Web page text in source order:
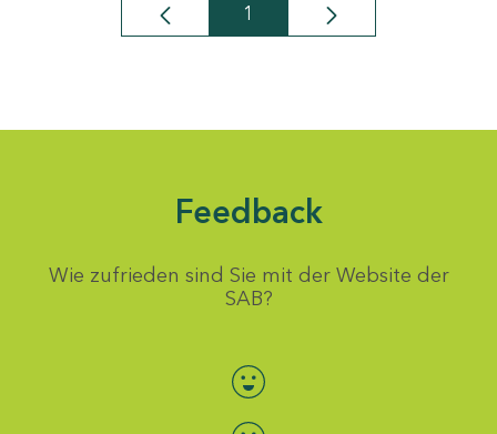
Seite
1
Feedback
Wie zufrieden sind Sie mit der Website der
SAB?
Bewertung auswählen